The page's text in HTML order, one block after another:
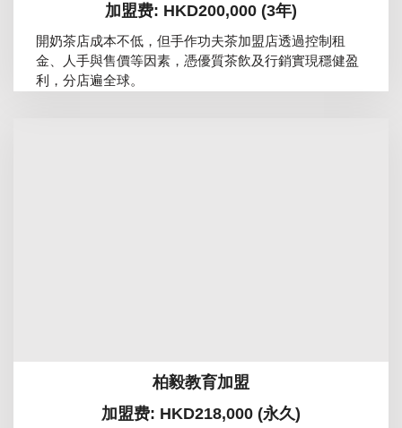
加盟费: HKD200,000 (3年)
開奶茶店成本不低，但手作功夫茶加盟店透過控制租
金、人手與售價等因素，憑優質茶飲及行銷實現穩健盈
利，分店遍全球。
柏毅教育加盟
加盟费: HKD218,000 (永久)